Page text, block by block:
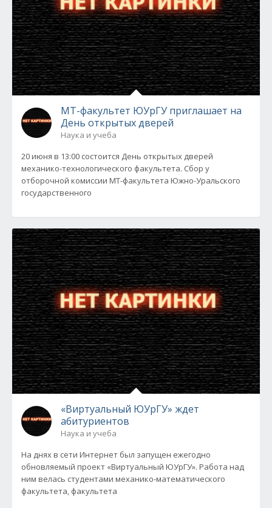
МТ-факультет ЮУрГУ приглашает на
День открытых дверей
Наука и учеба
20 июня в 13:00 состоится День открытых дверей
механико-технологического факультета. Сбор у
отборочной комиссии МТ-факультета Южно-Уральского
государственного
«Виртуальный ЮУрГУ» ждет
абитуриентов
Наука и учеба
На днях в сети Интернет был запущен ежегодно
обновляемый проект «Виртуальный ЮУрГУ». Работа над
ним велась студентами механико-математического
факультета, факультета